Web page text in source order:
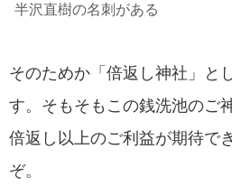
半沢直樹の名刺がある
そのためか「倍返し神社」と
す。そもそもこの銭洗池のご
倍返し以上のご利益が期待で
ぞ。